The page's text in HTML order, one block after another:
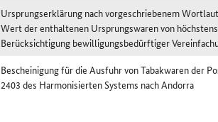
Ursprungserklärung nach vorgeschriebenem
Wert der enthaltenen Ursprungswaren von
Berücksichtigung bewilligungsbedürftiger
Bescheinigung für die Ausfuhr von Tabakwaren der
2403 des Harmonisierten Systems nach Andorra